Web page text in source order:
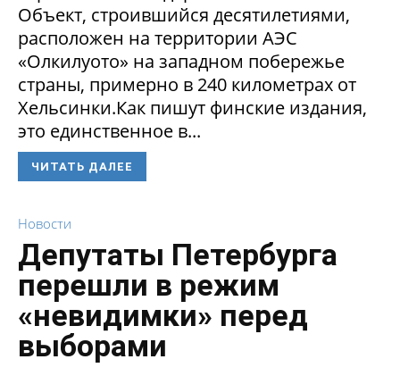
Объект, строившийся десятилетиями,
расположен на территории АЭС
«Олкилуото» на западном побережье
страны, примерно в 240 километрах от
Хельсинки.Как пишут финские издания,
это единственное в...
ЧИТАТЬ ДАЛЕЕ
Новости
Депутаты Петербурга
перешли в режим
«невидимки» перед
выборами